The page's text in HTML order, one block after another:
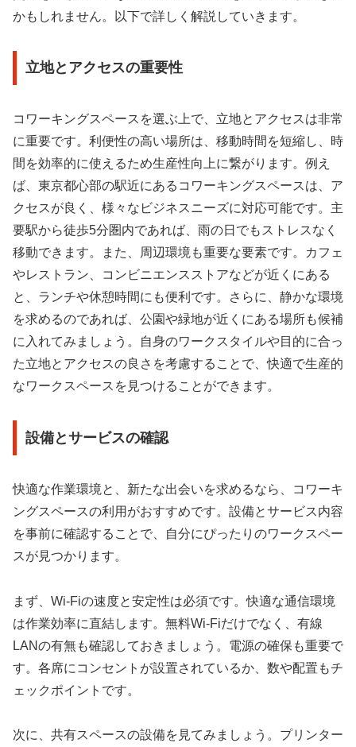
かもしれません。以下で詳しく解説していきます。
立地とアクセスの重要性
コワーキングスペースを選ぶ上で、立地とアクセスは非常
に重要です。利便性の高い場所は、移動時間を短縮し、時
間を効率的に使えるため生産性向上に繋がります。例え
ば、東京都心部の駅近にあるコワーキングスペースは、ア
クセスが良く、様々なビジネスニーズに対応可能です。主
要駅から徒歩5分圏内であれば、雨の日でもストレスなく
移動できます。また、周辺環境も重要な要素です。カフェ
やレストラン、コンビニエンスストアなどが近くにある
と、ランチや休憩時間にも便利です。さらに、静かな環境
を求めるのであれば、公園や緑地が近くにある場所も候補
に入れてみましょう。自身のワークスタイルや目的に合っ
た立地とアクセスの良さを考慮することで、快適で生産的
なワークスペースを見つけることができます。
設備とサービスの確認
快適な作業環境と、新たな出会いを求めるなら、コワーキ
ングスペースの利用がおすすめです。設備とサービス内容
を事前に確認することで、自分にぴったりのワークスペー
スが見つかります。
まず、Wi-Fiの速度と安定性は必須です。快適な通信環境
は作業効率に直結します。無料Wi-Fiだけでなく、有線
LANの有無も確認しておきましょう。電源の確保も重要で
す。各席にコンセントが設置されているか、数や配置もチ
ェックポイントです。
次に、共有スペースの設備を見てみましょう。プリンター